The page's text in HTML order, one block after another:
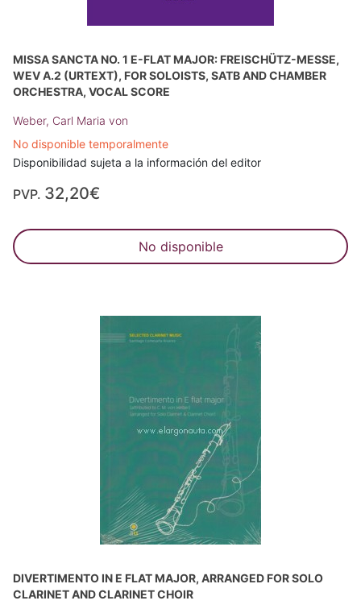
MISSA SANCTA NO. 1 E-FLAT MAJOR: FREISCHÜTZ-MESSE,
WEV A.2 (URTEXT), FOR SOLOISTS, SATB AND CHAMBER
ORCHESTRA, VOCAL SCORE
Weber, Carl Maria von
No disponible temporalmente
Disponibilidad sujeta a la información del editor
PVP. 32,20€
No disponible
DIVERTIMENTO IN E FLAT MAJOR, ARRANGED FOR SOLO
CLARINET AND CLARINET CHOIR